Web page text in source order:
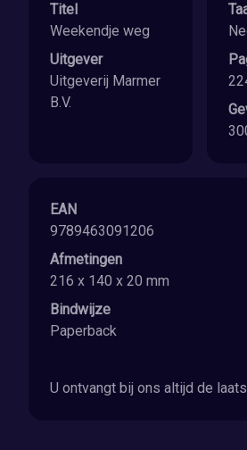
Titel
Weekendje weg
Uitgever
Uitgeverij Marmer
B.V.
EAN
9789463091206
Afmetingen
216 x 140 x 20 mm
Bindwijze
Paperback
U ontvangt bij ons altijd de